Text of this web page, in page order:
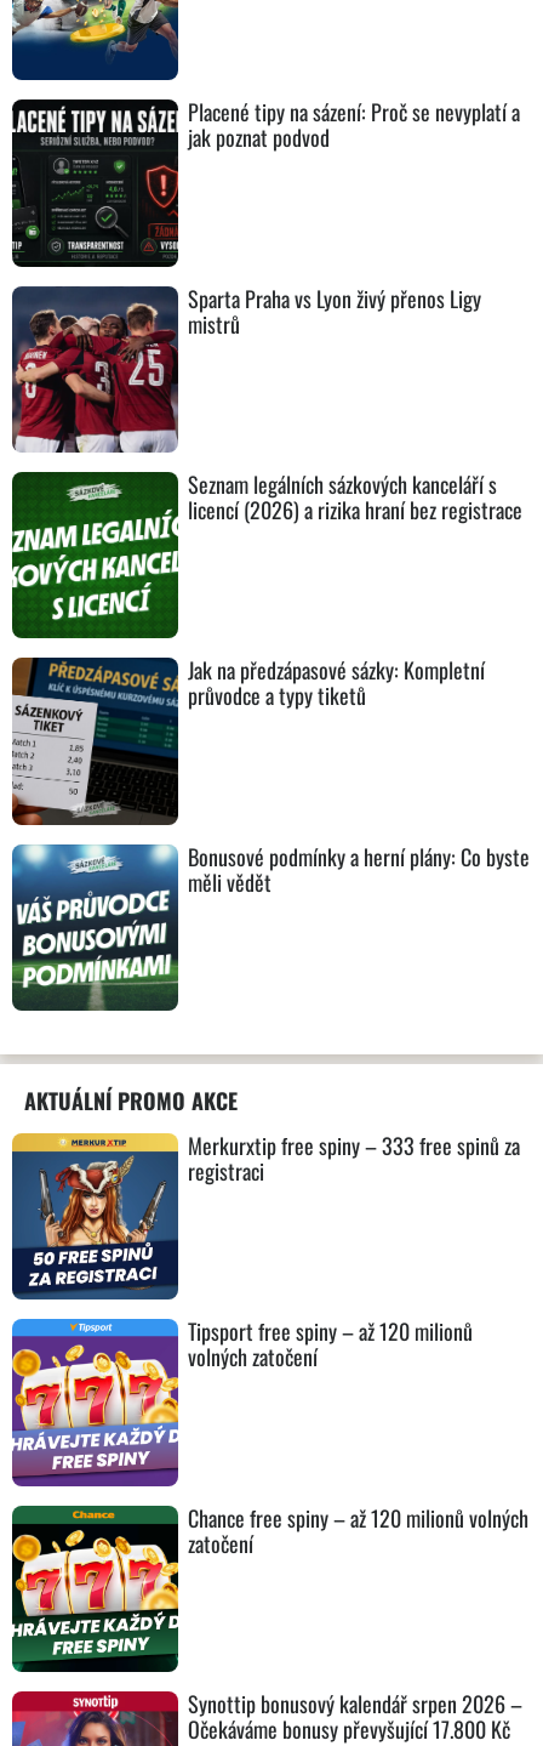
Placené tipy na sázení: Proč se nevyplatí a
jak poznat podvod
Sparta Praha vs Lyon živý přenos Ligy
mistrů
Seznam legálních sázkových kanceláří s
licencí (2026) a rizika hraní bez registrace
Jak na předzápasové sázky: Kompletní
průvodce a typy tiketů
Bonusové podmínky a herní plány: Co byste
měli vědět
AKTUÁLNÍ PROMO AKCE
Merkurxtip free spiny – 333 free spinů za
registraci
Tipsport free spiny – až 120 milionů
volných zatočení
Chance free spiny – až 120 milionů volných
zatočení
Synottip bonusový kalendář srpen 2026 –
Očekáváme bonusy převyšující 17.800 Kč